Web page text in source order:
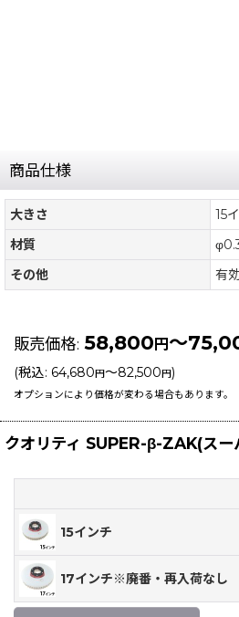
商品仕様
大きさ
15
材質
その他
有
販売価格: 58,800円～
(税込: 64,680円～82,500円)
オプションにより価格が変わる場合もあります。
クオリティ SUPER-β-ZAK(スー
15インチ
17インチ※廃番・再入荷なし